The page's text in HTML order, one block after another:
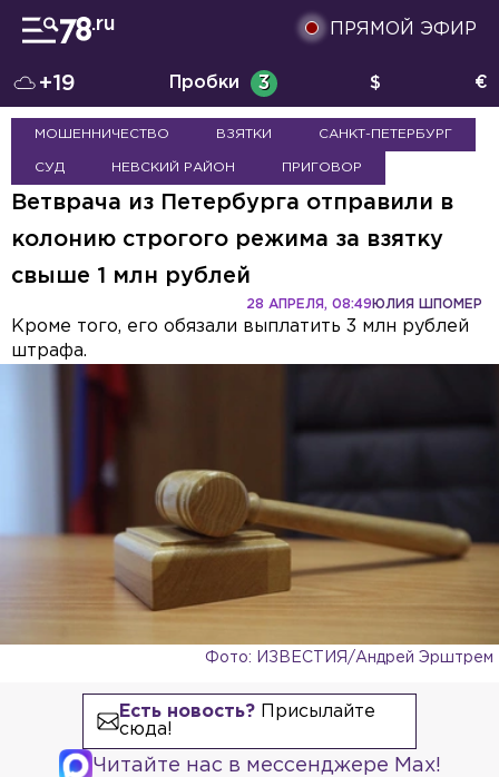
ПРЯМОЙ ЭФИР
+19 Пробки 3 $ €
МОШЕННИЧЕСТВО ВЗЯТКИ САНКТ-ПЕТЕРБУРГ
СУД НЕВСКИЙ РАЙОН ПРИГОВОР
Ветврача из Петербурга отправили в
колонию строгого режима за взятку
свыше 1 млн рублей
ЮЛИЯ ШПОМЕР
28 АПРЕЛЯ, 08:49
Кроме того, его обязали выплатить 3 млн рублей
штрафа.
Фото: ИЗВЕСТИЯ/Андрей Эрштрем
Есть новость?Присылайте
сюда!
Читайте нас в мессенджере Max!